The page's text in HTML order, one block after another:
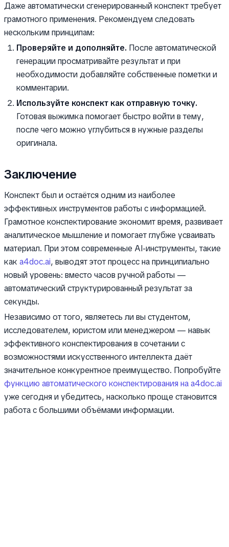
Даже автоматически сгенерированный конспект требует
грамотного применения. Рекомендуем следовать
нескольким принципам:
Проверяйте и дополняйте. После автоматической
генерации просматривайте результат и при
необходимости добавляйте собственные пометки и
комментарии.
Используйте конспект как отправную точку.
Готовая выжимка помогает быстро войти в тему,
после чего можно углубиться в нужные разделы
оригинала.
Заключение
Конспект был и остаётся одним из наиболее
эффективных инструментов работы с информацией.
Грамотное конспектирование экономит время, развивает
аналитическое мышление и помогает глубже усваивать
материал. При этом современные AI-инструменты, такие
как a4doc.ai, выводят этот процесс на принципиально
новый уровень: вместо часов ручной работы —
автоматический структурированный результат за
секунды.
Независимо от того, являетесь ли вы студентом,
исследователем, юристом или менеджером — навык
эффективного конспектирования в сочетании с
возможностями искусственного интеллекта даёт
значительное конкурентное преимущество. Попробуйте
функцию автоматического конспектирования на a4doc.ai
уже сегодня и убедитесь, насколько проще становится
работа с большими объёмами информации.